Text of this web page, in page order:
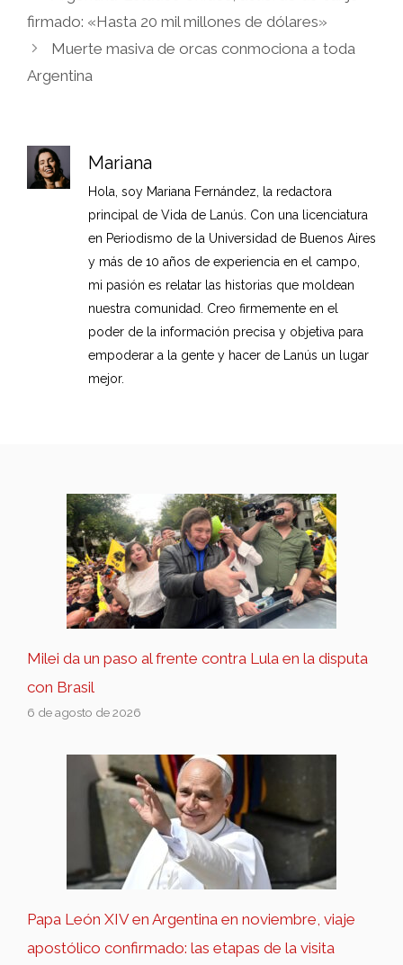
firmado: «Hasta 20 mil millones de dólares»
Muerte masiva de orcas conmociona a toda
Argentina
Mariana
Hola, soy Mariana Fernández, la redactora
principal de Vida de Lanús. Con una licenciatura
en Periodismo de la Universidad de Buenos Aires
y más de 10 años de experiencia en el campo,
mi pasión es relatar las historias que moldean
nuestra comunidad. Creo firmemente en el
poder de la información precisa y objetiva para
empoderar a la gente y hacer de Lanús un lugar
mejor.
Milei da un paso al frente contra Lula en la disputa
con Brasil
6 de agosto de 2026
Papa León XIV en Argentina en noviembre, viaje
apostólico confirmado: las etapas de la visita